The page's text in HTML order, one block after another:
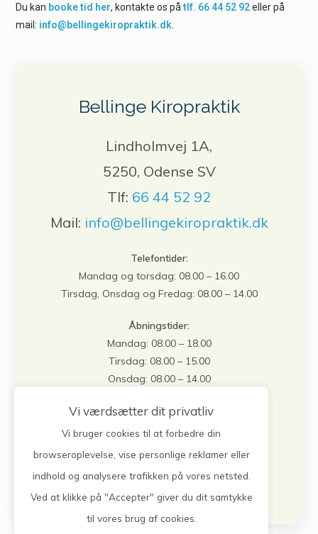
Du kan booke tid her, kontakte os påtlf. 66 44 52 92eller på
mail: info@bellingekiropraktik.dk
Bellinge Kiropraktik
Lindholmvej 1A,
5250, Odense SV
Tlf: 66 44 52 92
Mail: info@bellingekiropraktik.dk
Telefontider:
Mandag og torsdag: 08.00 – 16.00
Tirsdag, Onsdag og Fredag: 08.00 – 14.00
Åbningstider:
Mandag: 08.00 – 18.00
Tirsdag: 08.00 – 15.00
Onsdag: 08.00 – 14.00
Fredag: 08.00 – 15.00
Book tid
Vi værdsætter dit privatliv
Vi bruger cookies til at forbedre din
browseroplevelse, vise personlige reklamer eller
indhold og analysere trafikken på vores netsted.
Ved at klikke på "Accepter" giver du dit samtykke
til vores brug af cookies.